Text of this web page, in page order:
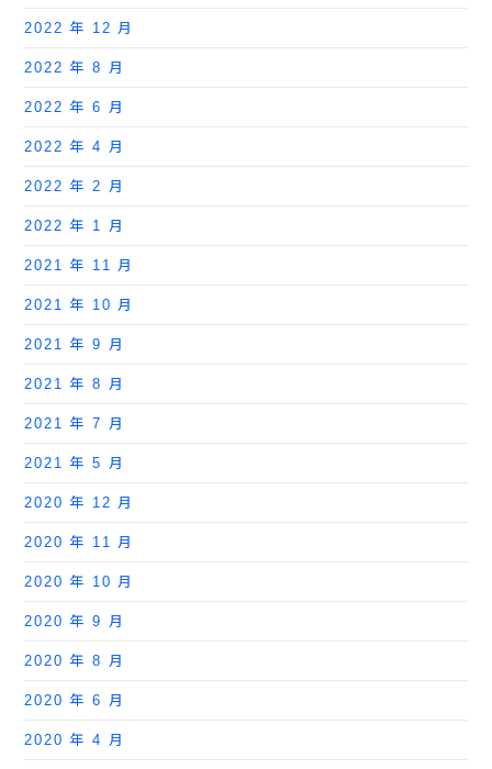
2022 年 12 月
2022 年 8 月
2022 年 6 月
2022 年 4 月
2022 年 2 月
2022 年 1 月
2021 年 11 月
2021 年 10 月
2021 年 9 月
2021 年 8 月
2021 年 7 月
2021 年 5 月
2020 年 12 月
2020 年 11 月
2020 年 10 月
2020 年 9 月
2020 年 8 月
2020 年 6 月
2020 年 4 月